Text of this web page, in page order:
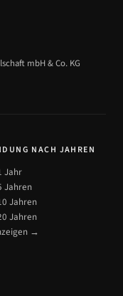
mbH & Co. KG
NACH JAHREN
Jahr
Jahren
Jahren
Jahren
→